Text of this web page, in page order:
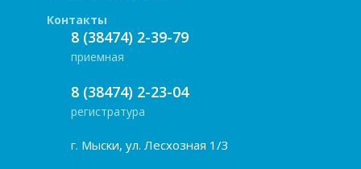
Контакты
8 (38474) 2-39-79
приемная
8 (38474) 2-23-04
регистратура
г. Мыски, ул. Лесхозная 1/3